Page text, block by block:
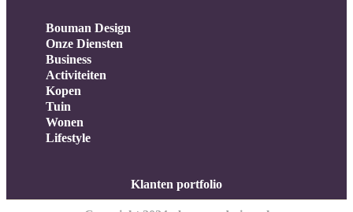
Bouman Design
Onze Diensten
Business
Activiteiten
Kopen
Tuin
Wonen
Lifestyle
Klanten portfolio